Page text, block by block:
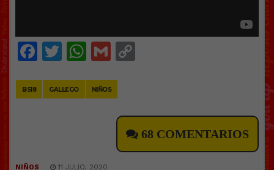
Facebook
Twitter
WhatsApp
Gmail
BS18 GALLEGO NIÑOS
68 COMENTARIOS
NIÑOS 11 JULIO, 2020